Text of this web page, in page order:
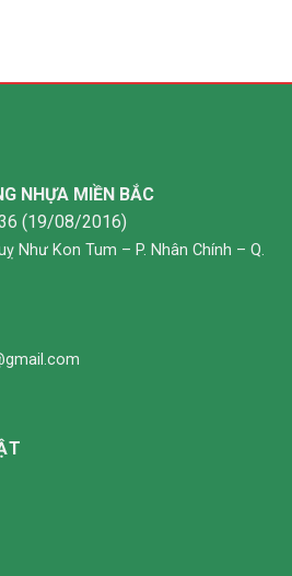
NHỰA MIỀN BẮC
(19/08/2016)
Như Kon Tum – P. Nhân Chính – Q.